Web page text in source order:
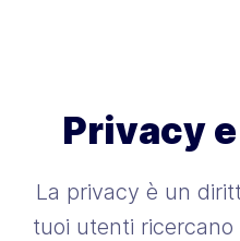
Privacy
La privacy è un
tuoi utenti